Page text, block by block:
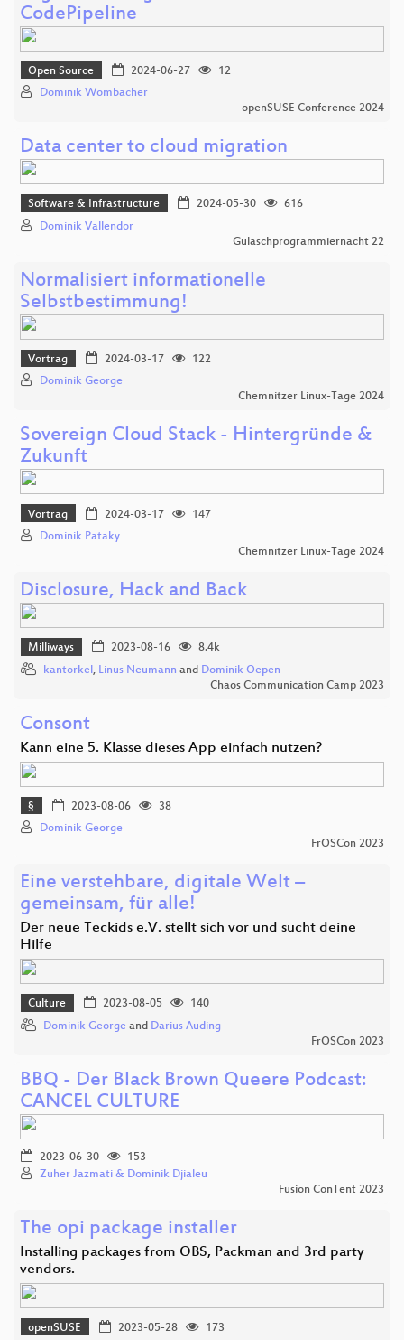
CodePipeline
Open Source 2024-06-27
12
Dominik Wombacher
openSUSE Conference 2024
Data center to cloud migration
Software & Infrastructure 2024-05-30
616
Dominik Vallendor
Gulaschprogrammiernacht 22
Normalisiert informationelle
Selbstbestimmung!
Vortrag 2024-03-17
122
Dominik George
Chemnitzer Linux-Tage 2024
Sovereign Cloud Stack - Hintergründe &
Zukunft
Vortrag 2024-03-17
147
Dominik Pataky
Chemnitzer Linux-Tage 2024
Disclosure, Hack and Back
Milliways 2023-08-16
8.4k
kantorkel , Linus Neumann and Dominik Oepen
Chaos Communication Camp 2023
Consont
Kann eine 5. Klasse dieses App einfach nutzen?
§ 2023-08-06
38
Dominik George
FrOSCon 2023
Eine verstehbare, digitale Welt –
gemeinsam, für alle!
Der neue Teckids e.V. stellt sich vor und sucht deine
Hilfe
Culture 2023-08-05
140
Dominik George and Darius Auding
FrOSCon 2023
BBQ - Der Black Brown Queere Podcast:
CANCEL CULTURE
2023-06-30
153
Zuher Jazmati & Dominik Djialeu
Fusion ConTent 2023
The opi package installer
Installing packages from OBS, Packman and 3rd party
vendors.
openSUSE 2023-05-28
173